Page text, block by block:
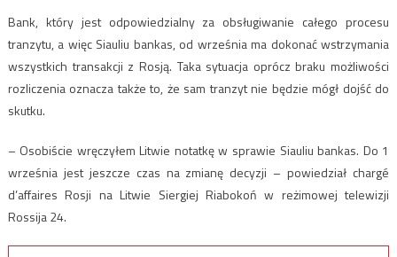
Bank, który jest odpowiedzialny za obsługiwanie całego procesu
tranzytu, a więc Siauliu bankas, od września ma dokonać wstrzymania
wszystkich transakcji z Rosją. Taka sytuacja oprócz braku możliwości
rozliczenia oznacza także to, że sam tranzyt nie będzie mógł dojść do
skutku.
– Osobiście wręczyłem Litwie notatkę w sprawie Siauliu bankas. Do 1
września jest jeszcze czas na zmianę decyzji – powiedział chargé
d’affaires Rosji na Litwie Siergiej Riabokoń w reżimowej telewizji
Rossija 24.